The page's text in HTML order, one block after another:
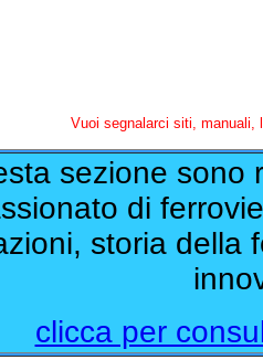
Vuoi segnalarci siti, manuali,
sezione sono
di
storia della
clicca per